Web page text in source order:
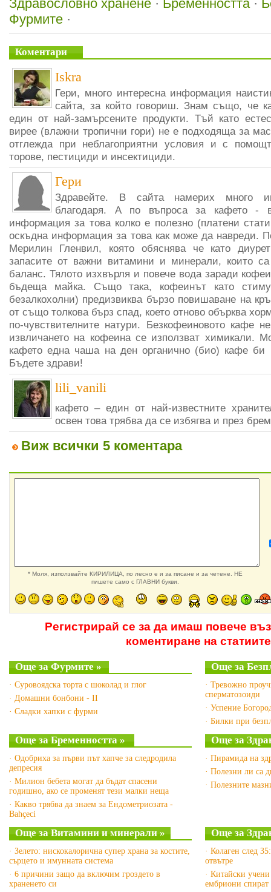
Здравословно хранене · Бременността·
Фурмите ·
Коментари
Iskra
Гери, много интересна информация
сайта, за който говориш. Знам също, че
един от най-замърсените продукти. Тъй като
вирее (влажни тропични гори) не е подходяща за
отглежда при неблагоприятни условия и с
торове, пестициди и инсектициди.
Гери
Здравейте. В сайта намерих много
благодаря. А по въпроса за кафето -
информация за това колко е полезно (платени
оскъдна информация за това как може да навреди.
Мерилин Гленвил, която обяснява че като
запасите от важни витамини и минерали, които
баланс. Тялото изхвърля и повече вода заради
бъдеща майка. Също така, кофеинът като
безалкохолни) предизвиква бързо повишаване на
от също толкова бърз спад, което отново обърква
по-чувствителните натури. Безкофеиновото кафе
извличането на кофеина се използват химикали.
кафето една чаша на ден органично (био) кафе
Бъдете здрави!
lili_vanili
кафето – един от най-известните
освен това трябва да се избягва и през
Виж всички 5 коментара
* Моля, използвайте КИРИЛИЦА, по лесно е и за писане и за четене. НЕ
пишете само с ГЛАВНИ букви.
Регистрирай се за да имаш повече
коментиране на статиите
Още за Фурмите »
· Суровоядска торта с шоколад и глог
· Домашни бонбони - II
· Сладки хапки с фурми
Още за
· Тревожно
сперматозоиди
· Успение
· Билки при
Още за Бременността »
· Одобриха за първи път хапче за следродила
депресия
· Милион бебета могат да бъдат спасени
годишно, ако се променят тези малки неща
· Какво трябва да знаем за Ендометриозата -
Bahçeci
Още за
· Пирамида на
· Полезни ли са
· Полезните
Още за Витамини и минерали »
· Зелето: нискокалорична супер храна за костите,
сърцето и имунната система
· 6 причини защо да включим гроздето в
храненето си
Още за
· Колаген след
отвътре
· Китайски
ембриони спират